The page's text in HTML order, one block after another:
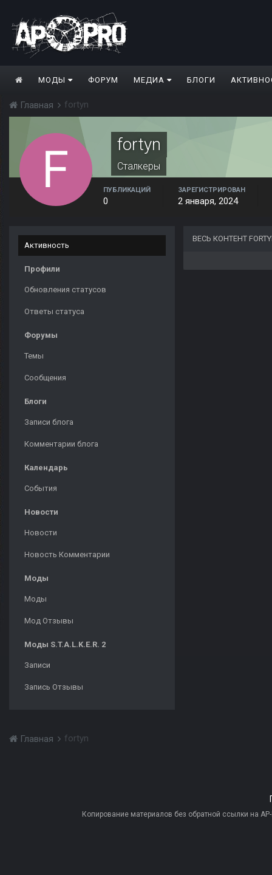
МОДЫ ФОРУМ МЕДИА БЛОГИ
Главная fortyn
fortyn
Сталкеры
ПУБЛИКАЦИЙ
0
ЗАРЕГИСТРИРОВАН
2 января, 2024
Активность
Профили
Обновления статусов
Ответы статуса
Форумы
Темы
Сообщения
Блоги
Записи блога
Комментарии блога
Календарь
События
Новости
Новости
Новость Комментарии
Моды
Моды
Мод Отзывы
Моды S.T.A.L.K.E.R. 2
Записи
Запись Отзывы
ВЕСЬ КОНТЕНТ
Главная fortyn
Копирование материалов без обратной ссылки на